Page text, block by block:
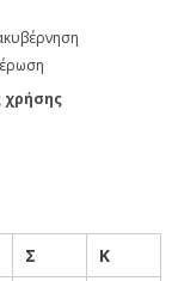
χρήσης
Σ
Κ